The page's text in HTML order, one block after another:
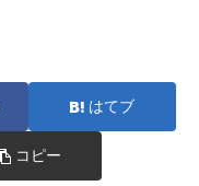
はてブ
コピー